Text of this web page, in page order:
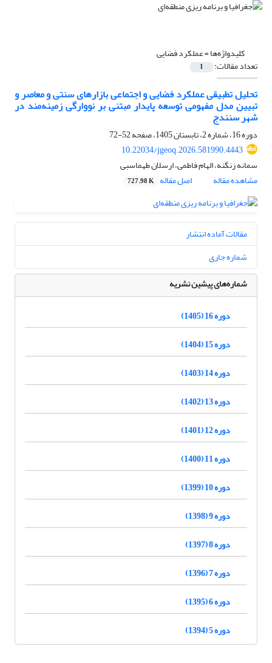
کلیدواژه‌ها =عملکرد فضایی
تعداد مقالات: 1
تحلیل تطبیقی عملکرد فضایی و اجتماعی بازارهای سنتی و معاصر و
تبیین مدل مفهومی توسعه پایدار مبتنی بر نووارگی زمینه‌مند در
شهر سنندج
دوره 16، شماره 2، تابستان 1405، صفحه
52-72
10.22034/jgeoq.2026.581990.4443
سمانه زنگنه، الهام فاطمی، ارسلان طهماسبی
مشاهده مقاله
اصل مقاله 727.98 K
مقالات آماده انتشار
شماره جاری
شماره‌های پیشین نشریه
دوره 16 (1405)
دوره 15 (1404)
دوره 14 (1403)
دوره 13 (1402)
دوره 12 (1401)
دوره 11 (1400)
دوره 10 (1399)
دوره 9 (1398)
دوره 8 (1397)
دوره 7 (1396)
دوره 6 (1395)
دوره 5 (1394)